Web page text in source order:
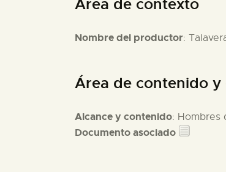
Área de contexto
Nombre del productor:
Área de contenido
Alcance y contenido: Hombres
Documento asociado